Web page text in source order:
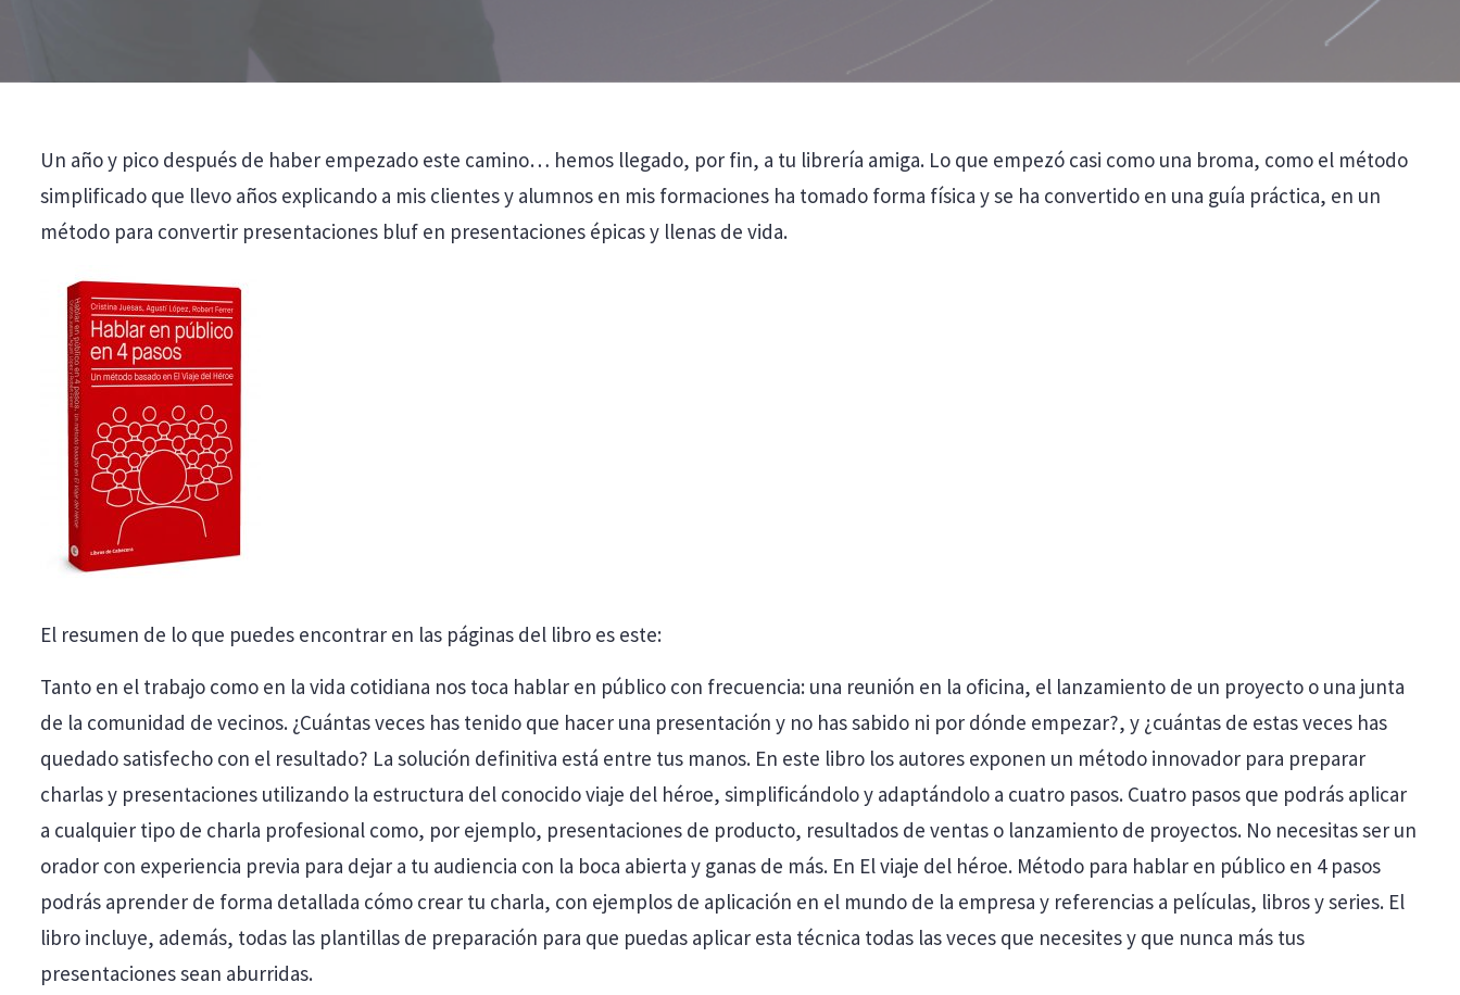
Un año y pico después de haber empezado este camino… hemos llegado, por fin, a tu librería amiga. Lo que empezó casi como una broma, como el método
simplificado que llevo años explicando a mis clientes y alumnos en mis formaciones ha tomado forma física y se ha convertido en una guía práctica, en un
método para convertir presentaciones bluf en presentaciones épicas y llenas de vida.
El resumen de lo que puedes encontrar en las páginas del libro es este:
Tanto en el trabajo como en la vida cotidiana nos toca hablar en público con frecuencia: una reunión en la oficina, el lanzamiento de un proyecto o una junta
de la comunidad de vecinos. ¿Cuántas veces has tenido que hacer una presentación y no has sabido ni por dónde empezar?, y ¿cuántas de estas veces has
quedado satisfecho con el resultado? La solución definitiva está entre tus manos. En este libro los autores exponen un método innovador para preparar
charlas y presentaciones utilizando la estructura del conocido viaje del héroe, simplificándolo y adaptándolo a cuatro pasos. Cuatro pasos que podrás aplicar
a cualquier tipo de charla profesional como, por ejemplo, presentaciones de producto, resultados de ventas o lanzamiento de proyectos. No necesitas ser un
orador con experiencia previa para dejar a tu audiencia con la boca abierta y ganas de más. En El viaje del héroe. Método para hablar en público en 4 pasos
podrás aprender de forma detallada cómo crear tu charla, con ejemplos de aplicación en el mundo de la empresa y referencias a películas, libros y series. El
libro incluye, además, todas las plantillas de preparación para que puedas aplicar esta técnica todas las veces que necesites y que nunca más tus
presentaciones sean aburridas.